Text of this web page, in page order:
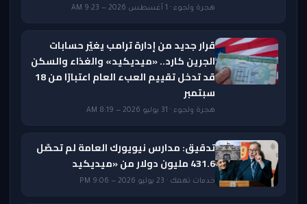
هجرة ولجوء · 1 أغسطس 2026 — 9:23 AM
قرار جديد من إدارة ترامب يغيّر حسابات
الجرين كارد.. «ميديكيد» والغذاء والسكن
قد تدخل تقييم العبء العام اعتبارًا من 18
سبتمبر
هجرة ولجوء · 31 يوليو 2026 — 8:19 AM
تدقيق: مدارس نيويورك العامة لم تحصّل
431.6 مليون دولار من «ميديكيد
خدمات تهمك · 23 يوليو 2026 — 9:06 PM